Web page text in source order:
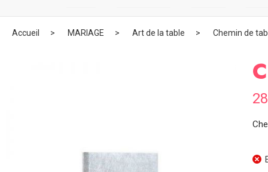
Accueil MARIAGE Art de la table Chemin de